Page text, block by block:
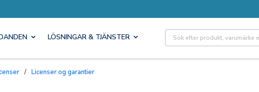
LÖSNINGAR & TJÄNSTER Site Search
/ Licenser og garantier